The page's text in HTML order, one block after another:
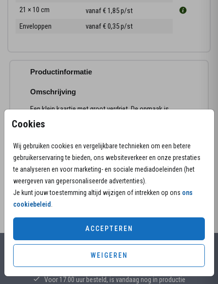
Cookies
Wij gebruiken cookies en vergelijkbare technieken om een betere
gebruikerservaring te bieden, ons websiteverkeer en onze prestaties
te analyseren en voor marketing- en sociale mediadoeleinden (het
weergeven van gepersonaliseerde advertenties).
Je kunt jouw toestemming altijd wijzigen of intrekken op ons ons
cookiebeleid.
ACCEPTEREN
WEIGEREN
21 × 10 cm
vanaf € 1,85p/st
Enveloppen
vanaf € 0,35p/st
Productinformatie
Omschrijving
Een klein kaartje met groot verdriet. De opmaak is
eenvoudig met drie kleine vlindertjes.Kies jullie
favoriete kleur en maak online een uniek
• Envelopkleur wit is een mooie match bij dit
rouwkaartje.
• De papiersoort natuurkarton past perfect bij dit
strakke grafische design.
Wil je het kaartje in een ander formaat? Heb je nog
vragen?We helpen je graag!
TOON MEER
Alles voor jouw moment
Voor 17.00 uur besteld, is vandaag nog in productie